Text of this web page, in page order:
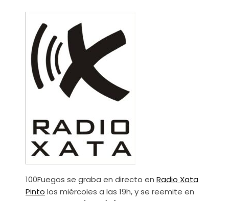
100Fuegos se graba en directo en Radio Xata
Pinto los miércoles a las 19h, y se reemite en